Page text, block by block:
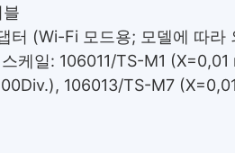
터 (Wi-Fi 모드용; 모델에 따라
케일: 106011/TS-M1
106013/TS-M7